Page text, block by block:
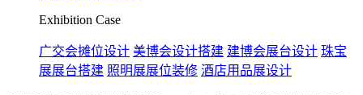
Exhibition Case
广交会摊位设计 美博会设计搭建 建博会展台设计 珠宝
展展台搭建 照明展展位装修 酒店用品展设计